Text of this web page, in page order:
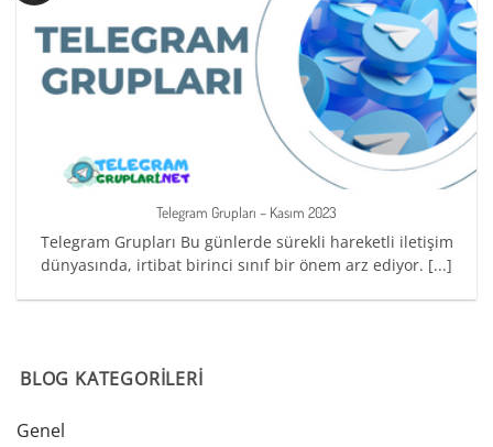
Telegram Grupları – Kasım 2023
Telegram Grupları Bu günlerde sürekli hareketli iletişim
dünyasında, irtibat birinci sınıf bir önem arz ediyor. [...]
BLOG KATEGORILERI
Genel